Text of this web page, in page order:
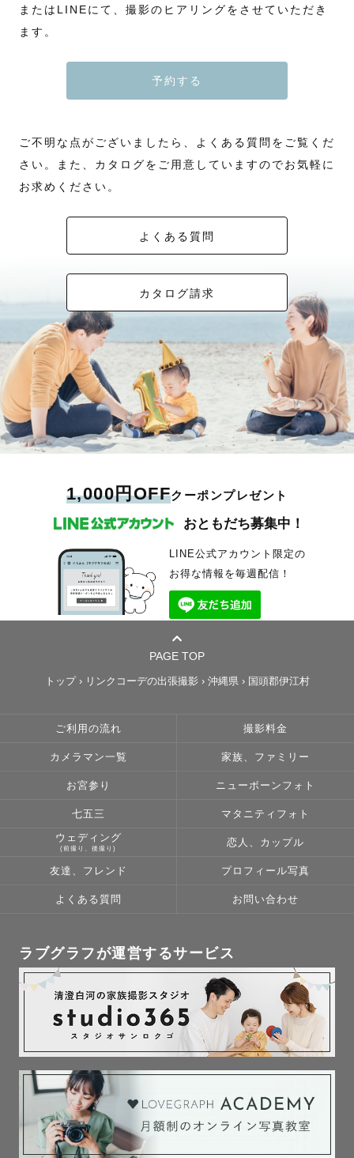
またはLINEにて、撮影のヒアリングをさせていただき
ます。
予約する
ご不明な点がございましたら、よくある質問をご覧くだ
さい。また、カタログをご用意していますのでお気軽に
お求めください。
よくある質問
カタログ請求
1,000円OFFクーポンプレゼント
おともだち募集中！
LINE公式アカウント限定の
お得な情報を毎週配信！
PAGE TOP
トップ› リンクコーデの出張撮影 › 沖縄県› 国頭郡伊江村
ご利用の流れ 撮影料金
カメラマン一覧 家族、ファミリー
お宮参り ニューボーンフォト
七五三 マタニティフォト
ウェディング
(前撮り、後撮り)
恋人、カップル
友達、フレンド プロフィール写真
よくある質問 お問い合わせ
ラブグラフが運営するサービス